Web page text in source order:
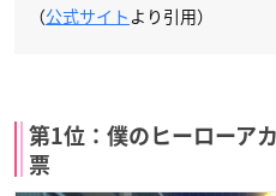
（公式サイト より引用）
第1位：僕のヒーローア
票